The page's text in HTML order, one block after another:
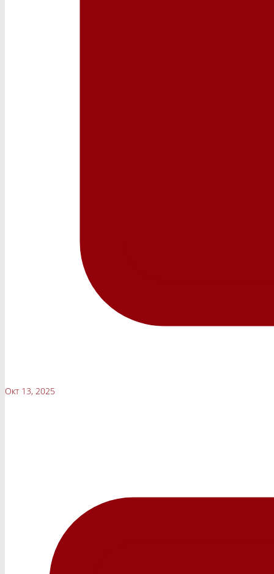
Окт 13, 2025